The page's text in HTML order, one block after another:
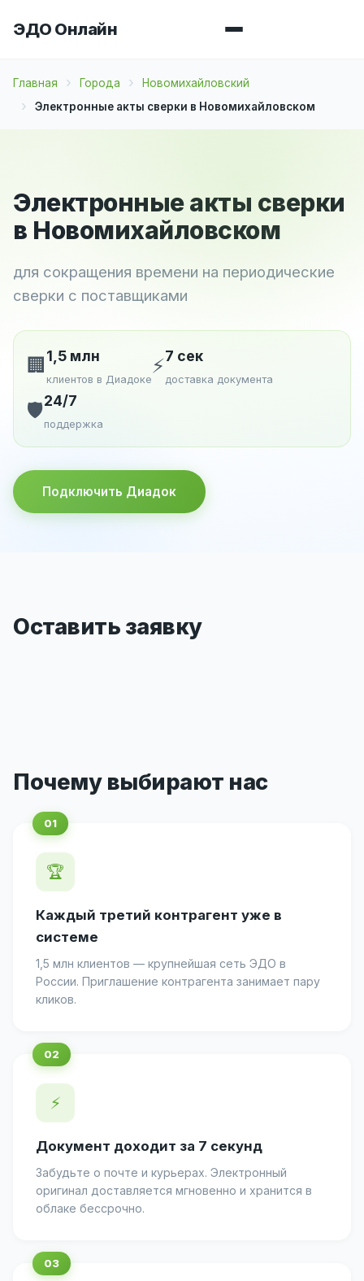
ЭДО Онлайн
Главная Города
Новомихайловский
Электронные акты сверки в Новомихайловском
Электронные акты сверки
в Новомихайловском
для сокращения времени на периодические
сверки с поставщиками
🏢 1,5 млн
клиентов в Диадоке
⚡7 сек
доставка документа
🛡️24/7
поддержка
Подключить Диадок
Оставить заявку
Почему выбирают нас
🏆
Каждый третий контрагент уже в
системе
1,5 млн клиентов — крупнейшая сеть ЭДО в
России. Приглашение контрагента занимает пару
кликов.
⚡
Документ доходит за 7 секунд
Забудьте о почте и курьерах. Электронный
оригинал доставляется мгновенно и хранится в
облаке бессрочно.